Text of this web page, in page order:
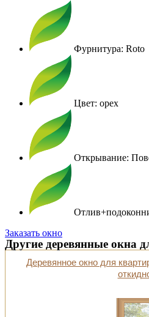
Фурнитура: Roto
Цвет: орех
Открывание:
Заказать окно
Другие деревянные окна
Деревянное окно для